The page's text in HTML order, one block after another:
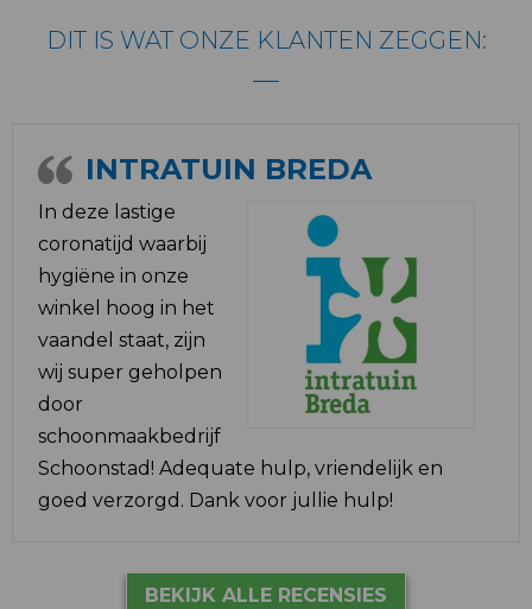
DIT IS WAT ONZE KLANTEN ZEGGEN:
INTRATUIN BREDA
In deze lastige
coronatijd waarbij
hygiëne in onze
winkel hoog in het
vaandel staat, zijn
wij super geholpen
door
schoonmaakbedrijf
Schoonstad! Adequate hulp, vriendelijk en
goed verzorgd. Dank voor jullie hulp!
BEKIJK ALLE RECENSIES